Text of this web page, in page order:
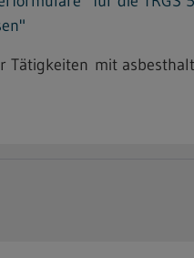
Tätigkeiten mit